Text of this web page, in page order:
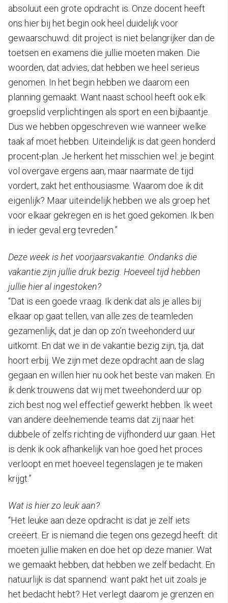
absoluut een grote opdracht is. Onze docent heeft
ons hier bij het begin ook heel duidelijk voor
gewaarschuwd: dit project is niet belangrijker dan de
toetsen en examens die jullie moeten maken. Die
woorden, dat advies, dat hebben we heel serieus
genomen. In het begin hebben we daarom een
planning gemaakt. Want naast school heeft ook elk
groepslid verplichtingen als sport en een bijbaantje.
Dus we hebben opgeschreven wie wanneer welke
taak af moet hebben. Uiteindelijk is dat geen honderd
procent-plan. Je herkent het misschien wel: je begint
vol overgave ergens aan, maar naarmate de tijd
vordert, zakt het enthousiasme. Waarom doe ik dit
eigenlijk? Maar uiteindelijk hebben we als groep het
voor elkaar gekregen en is het goed gekomen. Ik ben
in ieder geval erg tevreden.”
Deze week is het voorjaarsvakantie. Ondanks die
vakantie zijn jullie druk bezig. Hoeveel tijd hebben
jullie hier al ingestoken?
“Dat is een goede vraag. Ik denk dat als je alles bij
elkaar op gaat tellen, van alle zes de teamleden
gezamenlijk, dat je dan op zo’n tweehonderd uur
uitkomt. En dat we in de vakantie bezig zijn, tja, dat
hoort erbij. We zijn met deze opdracht aan de slag
gegaan en willen hier nu ook het beste van maken. En
ik denk trouwens dat wij met tweehonderd uur op
zich best nog wel effectief gewerkt hebben. Ik weet
van andere deelnemende teams dat zij naar het
dubbele of zelfs richting de vijfhonderd uur gaan. Het
is denk ik ook afhankelijk van hoe goed het proces
verloopt en met hoeveel tegenslagen je te maken
krijgt.”
Wat is hier zo leuk aan?
“Het leuke aan deze opdracht is dat je zelf iets
creëert. Er is niemand die tegen ons gezegd heeft: dit
moeten jullie maken en doe het op deze manier. Wat
we gemaakt hebben, dat hebben we zelf bedacht. En
natuurlijk is dat spannend: want pakt het uit zoals je
het bedacht hebt? Het verlegt daarom je grenzen en